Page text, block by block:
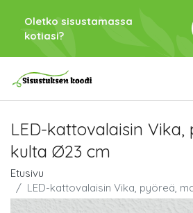
Oletko sisustamassa
kotiasi?
LED-kattovalaisin
kulta Ø23 cm
Etusivu
LED-kattovalaisin Vika, pyöreä,